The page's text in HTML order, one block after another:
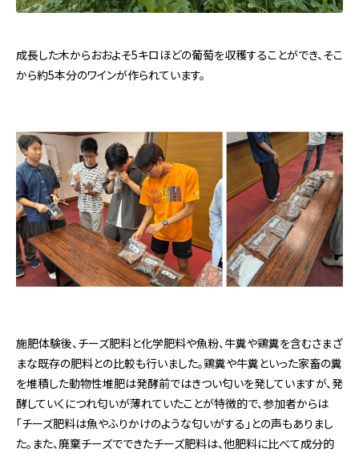
成長した木からおおよそ5キロほどの葡萄を収穫することができ、そこ
から約5本分のワインが作られています。
施肥体験後、チーズ肥料と化学肥料や魚粉、牛糞や鶏糞を含むさまざ
まな既存の肥料との比較も行いました。鶏糞や牛糞といった家畜の糞
を堆積した動物性堆肥は発酵前ではきつい匂いを発していますが、発
酵していくにつれ匂いが薄れていたことが特徴的で、参加者からは
「チーズ肥料は魚やふりかけのような匂いがする」との声もありまし
た。また、廃棄チーズでできたチーズ肥料は、他肥料に比べて成分的